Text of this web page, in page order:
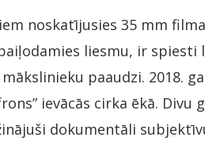
noskatījusies 35 mm
liesmu, ir
paaudzi. 2018.
ievācās cirka ēkā. Divu
dokumentāli